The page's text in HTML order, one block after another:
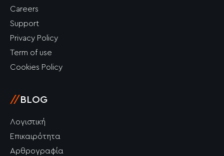
Careers
Support
Privacy Policy
Term of use
Cookies Policy
// BLOG
Λογιστική
Επικαιρότητα
Αρθρογραφία